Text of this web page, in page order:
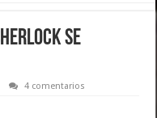
se
4 comentarios